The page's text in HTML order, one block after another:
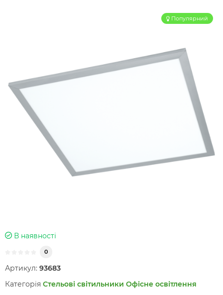
Популярний
В наявності
0
Артикул: 93683
Категорія Стельові світильники Офісне освітлення